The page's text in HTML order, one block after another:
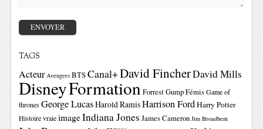
TAGS
Acteur Avengers BTSCanal+David FincherDavid Mills
DisneyFormationForrest GumpFémis Game of
thrones George LucasHarold RamisHarrison FordHarry Potter
Histoire vraie imageIndiana Jones James Cameron Jim Broadbent